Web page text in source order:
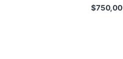
$750,00